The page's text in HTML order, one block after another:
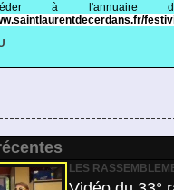
à l'annuaire
LES